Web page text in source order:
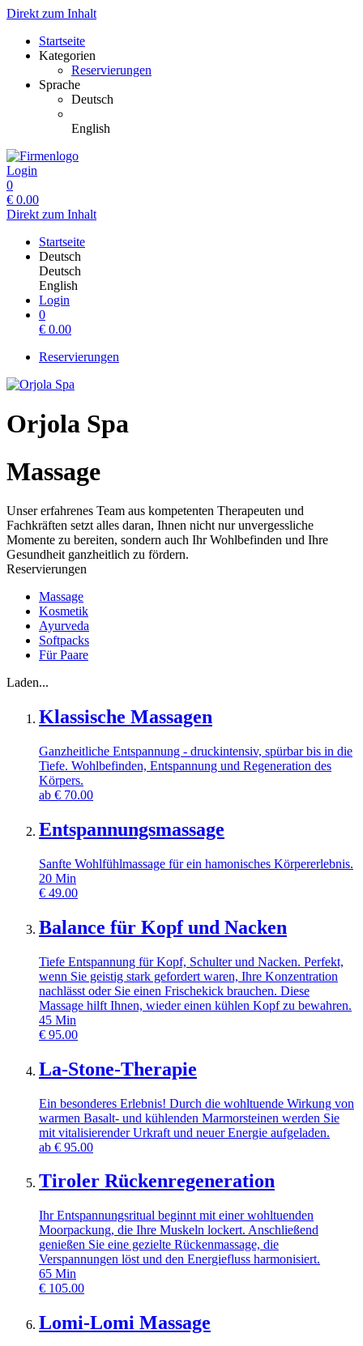
Direkt zum Inhalt
Startseite
Kategorien
Reservierungen
Sprache
Deutsch
English
Login
0
€ 0.00
Direkt zum Inhalt
Startseite
Deutsch
Deutsch
English
Login
0
€ 0.00
Reservierungen
Orjola Spa
Massage
Unser erfahrenes Team aus kompetenten Therapeuten und
Fachkräften setzt alles daran, Ihnen nicht nur unvergessliche
Momente zu bereiten, sondern auch Ihr Wohlbefinden und Ihre
Gesundheit ganzheitlich zu fördern.
Reservierungen
Massage
Kosmetik
Ayurveda
Softpacks
Für Paare
Laden...
Klassische Massagen
Ganzheitliche Entspannung - druckintensiv, spürbar bis in die
Tiefe. Wohlbefinden, Entspannung und Regeneration des
Körpers.
ab € 70.00
Entspannungsmassage
Sanfte Wohlfühlmassage für ein hamonisches Körpererlebnis.
20 Min
€ 49.00
Balance für Kopf und Nacken
Tiefe Entspannung für Kopf, Schulter und Nacken. Perfekt,
wenn Sie geistig stark gefordert waren, Ihre Konzentration
nachlässt oder Sie einen Frischekick brauchen. Diese
Massage hilft Ihnen, wieder einen kühlen Kopf zu bewahren.
45 Min
€ 95.00
La-Stone-Therapie
Ein besonderes Erlebnis! Durch die wohltuende Wirkung von
warmen Basalt- und kühlenden Marmorsteinen werden Sie
mit vitalisierender Urkraft und neuer Energie aufgeladen.
ab € 95.00
Tiroler Rückenregeneration
Ihr Entspannungsritual beginnt mit einer wohltuenden
Moorpackung, die Ihre Muskeln lockert. Anschließend
genießen Sie eine gezielte Rückenmassage, die
Verspannungen löst und den Energiefluss harmonisiert.
65 Min
€ 105.00
Lomi-Lomi Massage